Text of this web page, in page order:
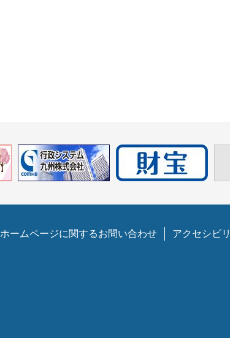
ホームページに関するお問い合わせ アクセシビ